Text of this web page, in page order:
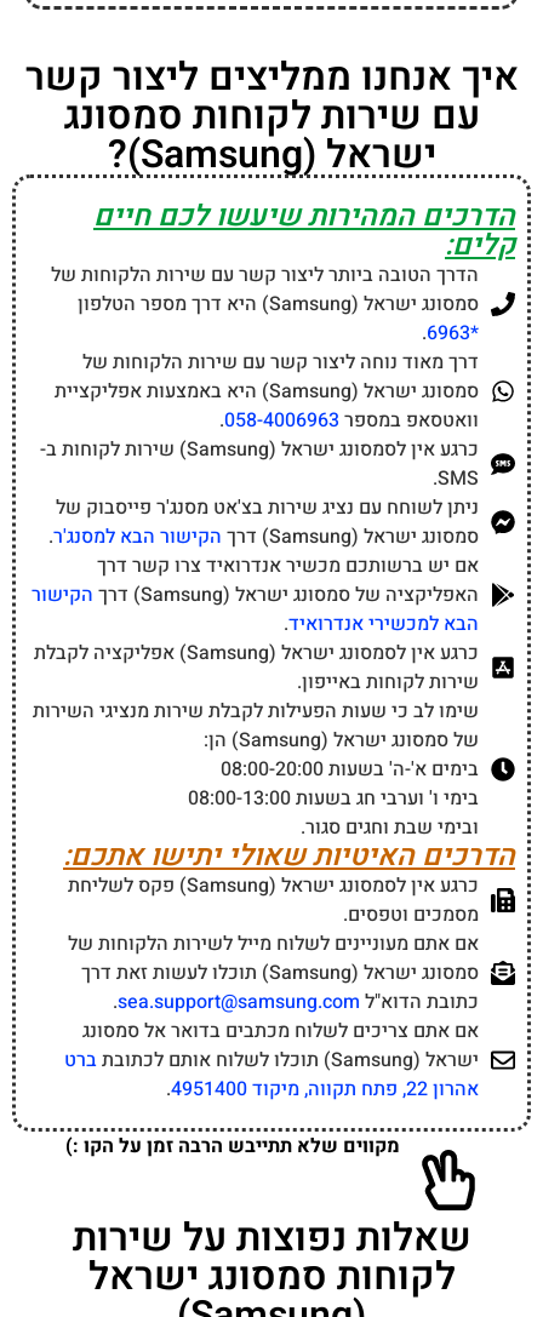
איך אנחנו ממליצים ליצור קשר
עם שירות לקוחות סמסונג
ישראל (Samsung)?
הדרכים המהירות שיעשו לכם חיים
קלים:
הדרך הטובה ביותר ליצור קשר עם שירות הלקוחות של
סמסונג ישראל (Samsung) היא דרך מספר הטלפון
*6963
.
דרך מאוד נוחה ליצור קשר עם שירות הלקוחות של
סמסונג ישראל (Samsung) היא באמצעות אפליקציית
וואטסאפ במספר 058-4006963
.
כרגע אין לסמסונג ישראל (Samsung) שירות לקוחות ב-
SMS.
ניתן לשוחח עם נציג שירות בצ'אט מסנג'ר פייסבוק של
סמסונג ישראל (Samsung) דרך
הקישור הבא למסנג'ר.
אם יש ברשותכם מכשיר אנדרואיד צרו קשר דרך
האפליקציה של סמסונג ישראל (Samsung) דרך
הקישור
הבא למכשירי אנדרואיד.
כרגע אין לסמסונג ישראל (Samsung) אפליקציה לקבלת
שירות לקוחות באייפון.
שימו לב כי שעות הפעילות לקבלת שירות מנציגי השירות
של סמסונג ישראל (Samsung) הן:
בימים א'-ה' בשעות 08:00-20:00
בימי ו' וערבי חג בשעות 08:00-13:00
ובימי שבת וחגים סגור.
הדרכים האיטיות שאולי יתישו אתכם:
כרגע אין לסמסונג ישראל (Samsung) פקס לשליחת
מסמכים וטפסים.
אם אתם מעוניינים לשלוח מייל לשירות הלקוחות של
סמסונג ישראל (Samsung) תוכלו לעשות זאת דרך
כתובת הדוא"ל sea.support@samsung.com
.
אם אתם צריכים לשלוח מכתבים בדואר אל סמסונג
ישראל (Samsung) תוכלו לשלוח אותם לכתובת
ברט
אהרון 22, פתח תקווה, מיקוד 4951400
.
מקווים שלא תתייבש הרבה זמן על הקו :)
שאלות נפוצות על שירות
לקוחות סמסונג ישראל